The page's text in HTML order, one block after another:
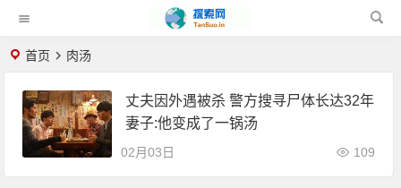
首页 肉汤
丈夫因外遇被杀 警方搜寻尸体长达32年
妻子:他变成了一锅汤
02月03日 109